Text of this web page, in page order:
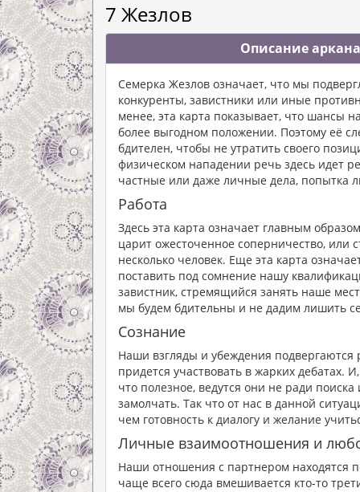
7 Жезлов
Описание
Семерка Жезлов означает, что мы
конкуренты, завистники или иные
менее, эта карта показывает, что шансы
более выгодном положении. Поэтому её
бдителен, чтобы не утратить своего
физическом нападении речь здесь идет
частные или даже личные дела, попытка
Работа
Здесь эта карта означает главным
царит ожесточенное соперничество, или
несколько человек. Еще эта карта
поставить под сомнение нашу
завистник, стремящийся занять наше
мы будем бдительны и не дадим лишить
Сознание
Наши взгляды и убеждения
придется участвовать в жарких дебатах.
что полезное, ведутся они не ради
замолчать. Так что от нас в данной
чем готовность к диалогу и желание
Личные взаимоотношения и
Наши отношения с партнером находятся
чаще всего сюда вмешивается кто-то